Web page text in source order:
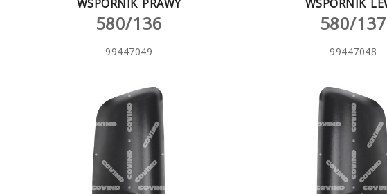
WSPORNIK PRAWY
580/136
99447049
WSPORNIK
580/137
99447048